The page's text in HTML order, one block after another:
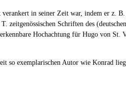
in seiner Zeit war, indem er z.
zeitgenössischen Schriften des
Hochachtung für Hugo von St.
so exemplarischen Autor wie Konrad